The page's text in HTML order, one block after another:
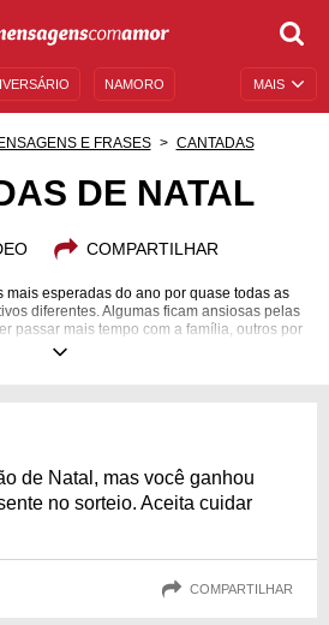
MAIS
NAMORO
E FRASES CANTADAS
DE NATAL
COMPARTILHAR
mais esperadas do ano por quase todas as
diferentes. Algumas ficam ansiosas pelas
passar mais tempo com a família, outros por
que enchem as vitrines das lojas no
de presente o coração da paquera que
de Natal, mas você ganhou
no sorteio. Aceita cuidar
COMPARTILHAR